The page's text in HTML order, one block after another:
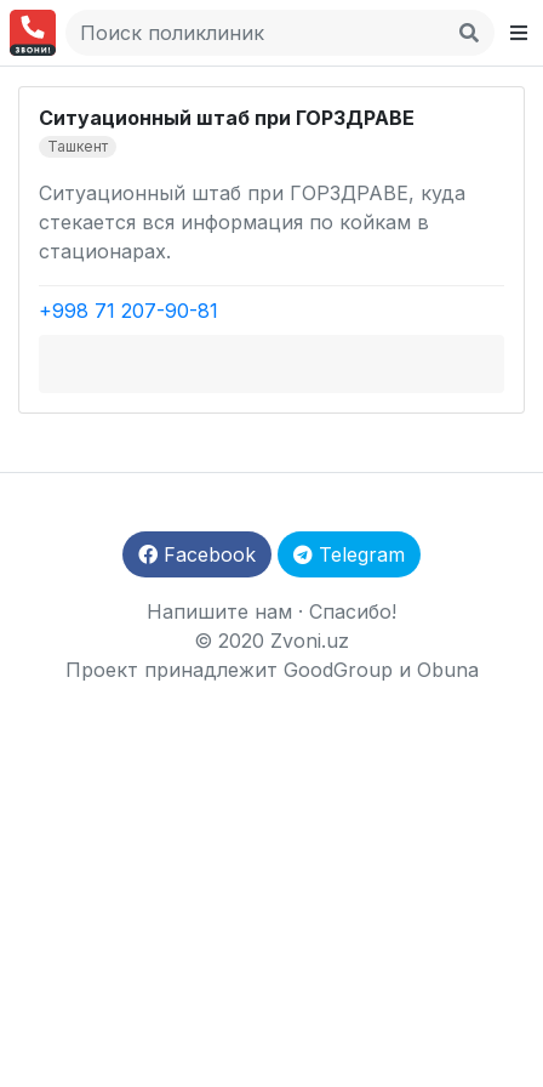
Ситуационный штаб при ГОРЗДРАВЕ
Ташкент
Ситуационный штаб при ГОРЗДРАВЕ, куда
стекается вся информация по койкам в
стационарах.
+998 71 207-90-81
Facebook Telegram
Напишите нам · Спасибо!
© 2020 Zvoni.uz
Проект принадлежит GoodGroup и Obuna